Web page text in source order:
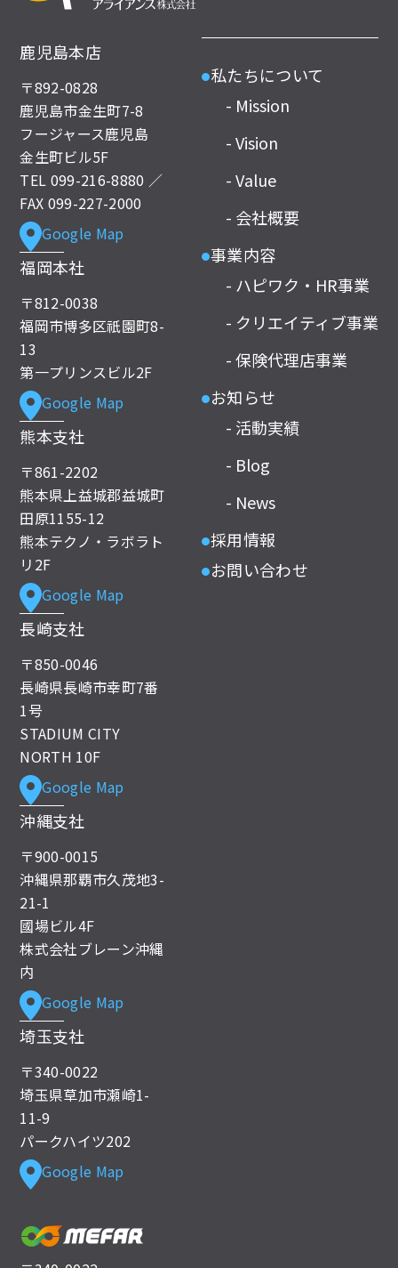
鹿児島本店
〒892-0828
鹿児島市金生町7-8
フージャース鹿児島
金生町ビル5F
TEL 099-216-8880 ／
FAX 099-227-2000
Google Map
福岡本社
〒812-0038
福岡市博多区祇園町8-
13
第一プリンスビル2F
Google Map
熊本支社
〒861-2202
熊本県上益城郡益城町
田原1155-12
熊本テクノ・ラボラト
リ2F
Google Map
長崎支社
〒850-0046
長崎県長崎市幸町7番
1号
STADIUM CITY
NORTH 10F
Google Map
沖縄支社
〒900-0015
沖縄県那覇市久茂地3-
21-1
國場ビル4F
株式会社ブレーン沖縄
内
Google Map
埼玉支社
〒340-0022
埼玉県草加市瀬崎1-
11-9
パークハイツ202
Google Map
●私たちについて
- Mission
- Vision
- Value
- 会社概要
●事業内容
- ハピワク・HR事業
- クリエイティブ事業
- 保険代理店事業
● お知らせ
- 活動実績
- Blog
- News
●採用情報
● お問い合わせ